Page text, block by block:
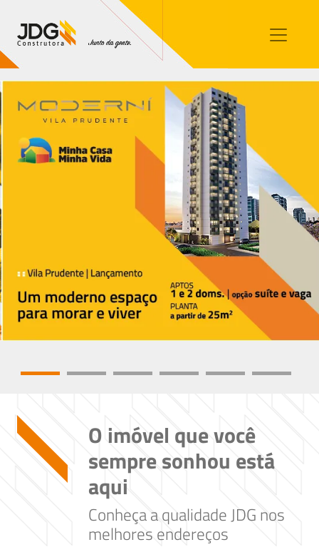
Contato
Sobre nós
Blog
O imóvel que você
sempre sonhou está
aqui
Conheça a qualidade JDG nos
melhores endereços